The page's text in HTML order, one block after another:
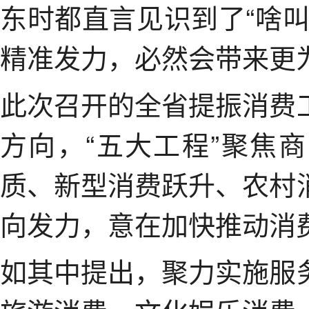
东时都直言见识到了“啥
精准发力，必然会带来更
此次召开的全省提振消
方向，“五大工程”聚焦
质、新型消费跃升、农
向发力，意在加快推动消
如其中提出，聚力实施